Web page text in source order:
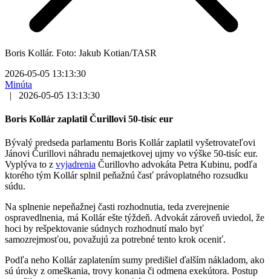
Boris Kollár. Foto: Jakub Kotian/TASR
2026-05-05 13:13:30
Minúta
|
2026-05-05 13:13:30
Boris Kollár zaplatil Čurillovi 50-tisíc eur
Bývalý predseda parlamentu Boris Kollár zaplatil vyšetrovateľovi
Jánovi Čurillovi náhradu nemajetkovej ujmy vo výške 50-tisíc eur.
Vyplýva to z vyjadrenia Čurillovho advokáta Petra Kubinu, podľa
ktorého tým Kollár splnil peňažnú časť právoplatného rozsudku
súdu.
Na splnenie nepeňažnej časti rozhodnutia, teda zverejnenie
ospravedlnenia, má Kollár ešte týždeň. Advokát zároveň uviedol, že
hoci by rešpektovanie súdnych rozhodnutí malo byť
samozrejmosťou, považujú za potrebné tento krok oceniť.
Podľa neho Kollár zaplatením sumy predišiel ďalším nákladom, ako
sú úroky z omeškania, trovy konania či odmena exekútora. Postup